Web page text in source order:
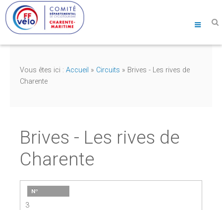
Vous êtes ici : Accueil » Circuits » Brives - Les rives de
Charente
Brives - Les rives de
Charente
Nº
3